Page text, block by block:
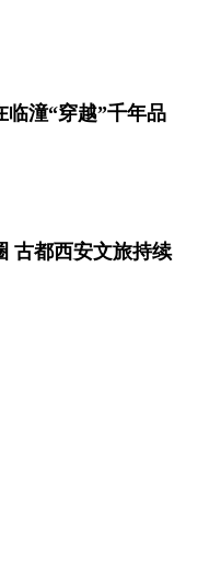
临潼“穿越”千年品
古都西安文旅持续